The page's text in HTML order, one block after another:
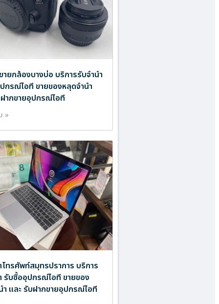
ายกล้องบางบ่อ บริการรับจำนำ
กรณ์ไอที ขายของหลุดจำนำ
ากขายอุปกรณ์ไอที
»
โทรศัพท์สมุทรปราการ บริการ
รับซื้ออุปกรณ์ไอที ขายของ
ำ และ รับฝากขายอุปกรณ์ไอที